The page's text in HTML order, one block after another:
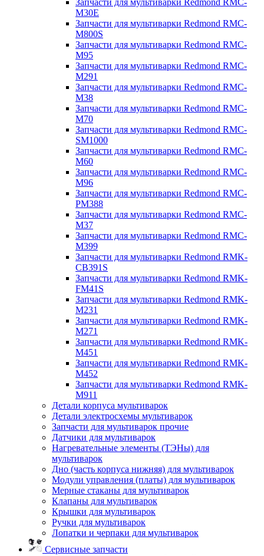
Запчасти для мультиварки Redmond RMC-
M30E
Запчасти для мультиварки Redmond RMC-
M800S
Запчасти для мультиварки Redmond RMC-
M95
Запчасти для мультиварки Redmond RMC-
M291
Запчасти для мультиварки Redmond RMC-
M38
Запчасти для мультиварки Redmond RMC-
M70
Запчасти для мультиварки Redmond RMC-
SM1000
Запчасти для мультиварки Redmond RMC-
M60
Запчасти для мультиварки Redmond RMC-
M96
Запчасти для мультиварки Redmond RMC-
PM388
Запчасти для мультиварки Redmond RMC-
M37
Запчасти для мультиварки Redmond RMC-
M399
Запчасти для мультиварки Redmond RMK-
CB391S
Запчасти для мультиварки Redmond RMK-
FM41S
Запчасти для мультиварки Redmond RMK-
M231
Запчасти для мультиварки Redmond RMK-
M271
Запчасти для мультиварки Redmond RMK-
M451
Запчасти для мультиварки Redmond RMK-
M452
Запчасти для мультиварки Redmond RMK-
M911
Детали корпуса мультиварок
Детали электросхемы мультиварок
Запчасти для мультиварок прочие
Датчики для мультиварок
Нагревательные элементы (ТЭНы) для
мультиварок
Дно (часть корпуса нижняя) для мультиварок
Модули управления (платы) для мультиварок
Мерные стаканы для мультиварок
Клапаны для мультиварок
Крышки для мультиварок
Ручки для мультиварок
Лопатки и черпаки для мультиварок
Сервисные запчасти